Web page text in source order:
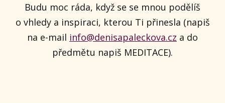
Budu moc ráda, když se se mnou podělíš
o vhledy a inspiraci, kterou Ti přinesla (napiš
na e-mail info@denisapaleckova.cz a do
předmětu napiš MEDITACE).